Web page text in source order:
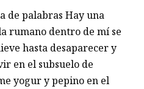
de palabras Hay una
rumano dentro de mí se
hasta desaparecer y
en el subsuelo de
yogur y pepino en el